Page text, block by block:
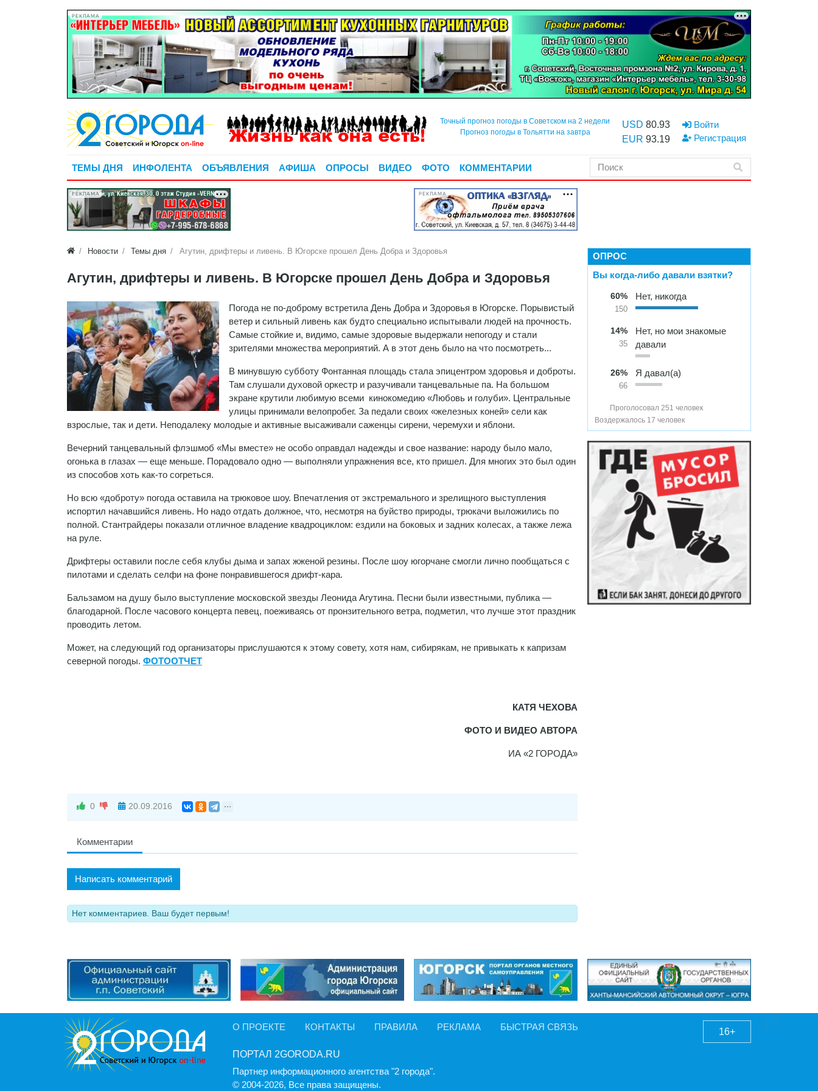
РЕКЛАМА
Точный прогноз погоды в Советском на 2 недели
Прогноз погоды в Тольятти на завтра
USD 80.93
EUR 93.19
Войти
Регистрация
ТЕМЫ ДНЯ ИНФОЛЕНТА ОБЪЯВЛЕНИЯ АФИША ОПРОСЫ ВИДЕО ФОТО КОММЕНТАРИИ
РЕКЛАМА РЕКЛАМА
Новости Темы дня Агутин, дрифтеры и ливень. В Югорске прошел День Добра и Здоровья
Агутин, дрифтеры и ливень. В Югорске прошел День Добра и Здоровья
Погода не по-доброму встретила День Добра и Здоровья в Югорске. Порывистый
ветер и сильный ливень как будто специально испытывали людей на прочность.
Самые стойкие и, видимо, самые здоровые выдержали непогоду и стали
зрителями множества мероприятий. А в этот день было на что посмотреть...
В минувшую субботу Фонтанная площадь стала эпицентром здоровья и доброты.
Там слушали духовой оркестр и разучивали танцевальные па. На большом
экране крутили любимую всеми кинокомедию «Любовь и голуби». Центральные
улицы принимали велопробег. За педали своих «железных коней» сели как
взрослые, так и дети. Неподалеку молодые и активные высаживали саженцы сирени, черемухи и яблони.
Вечерний танцевальный флэшмоб «Мы вместе» не особо оправдал надежды и свое название: народу было мало,
огонька в глазах — еще меньше. Порадовало одно — выполняли упражнения все, кто пришел. Для многих это был один
из способов хоть как-то согреться.
Но всю «доброту» погода оставила на трюковое шоу. Впечатления от экстремального и зрелищного выступления
испортил начавшийся ливень. Но надо отдать должное, что, несмотря на буйство природы, трюкачи выложились по
полной. Стантрайдеры показали отличное владение квадроциклом: ездили на боковых и задних колесах, а также лежа
на руле.
Дрифтеры оставили после себя клубы дыма и запах жженой резины. После шоу югорчане смогли лично пообщаться с
пилотами и сделать селфи на фоне понравившегося дрифт-кара.
Бальзамом на душу было выступление московской звезды Леонида Агутина. Песни были известными, публика —
благодарной. После часового концерта певец, поеживаясь от пронзительного ветра, подметил, что лучше этот праздник
проводить летом.
Может, на следующий год организаторы прислушаются к этому совету, хотя нам, сибирякам, не привыкать к капризам
северной погоды. ФОТООТЧЕТ
КАТЯ ЧЕХОВА
ФОТО И ВИДЕО АВТОРА
ИА «2 ГОРОДА»
0 20.09.2016
Комментарии
Написать комментарий
Нет комментариев. Ваш будет первым!
ОПРОС
Вы когда-либо давали взятки?
60%
150
Нет, никогда
14%
35
Нет, но мои знакомые
давали
26%
66
Я давал(а)
Проголосовал 251 человек
Воздержалось 17 человек
О ПРОЕКТЕ КОНТАКТЫ ПРАВИЛА РЕКЛАМА БЫСТРАЯ СВЯЗЬ
ПОРТАЛ 2GORODA.RU
Партнер информационного агентства "2 города".
© 2004-2026, Все права защищены.
16+